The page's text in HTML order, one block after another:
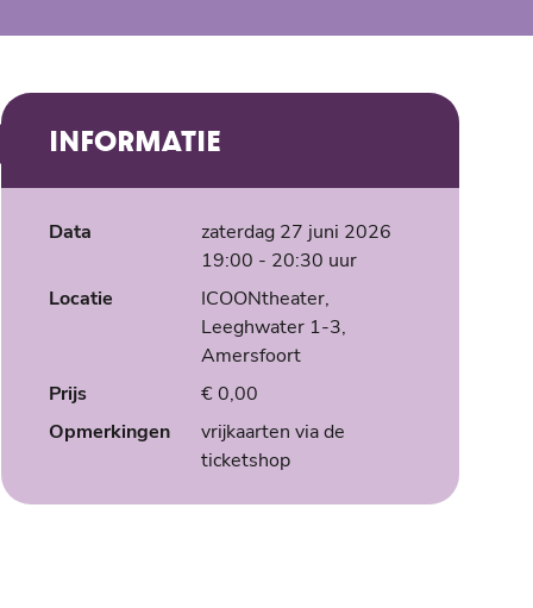
INFORMATIE
Data
zaterdag 27 juni 2026
19:00 - 20:30 uur
Locatie
ICOONtheater,
Leeghwater 1-3,
Amersfoort
Prijs
€ 0,00
Opmerkingen
vrijkaarten via de
ticketshop